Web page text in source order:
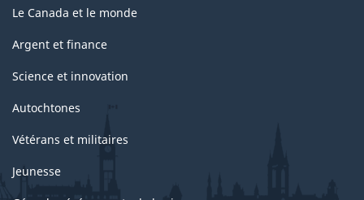
Le Canada et le monde
Argent et finance
Science et innovation
Autochtones
Vétérans et militaires
Jeunesse